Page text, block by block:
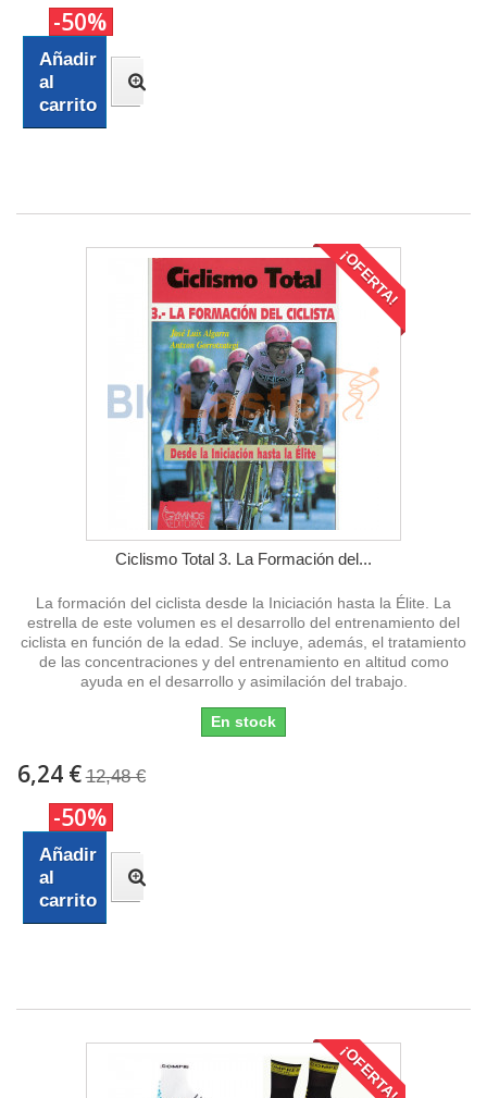
-50%
Añadir
al
carrito
¡OFERTA!
Ciclismo Total 3. La Formación del...
La formación del ciclista desde la Iniciación hasta la Élite. La
estrella de este volumen es el desarrollo del entrenamiento del
ciclista en función de la edad. Se incluye, además, el tratamiento
de las concentraciones y del entrenamiento en altitud como
ayuda en el desarrollo y asimilación del trabajo.
En stock
6,24 € 12,48 €
-50%
Añadir
al
carrito
¡OFERTA!